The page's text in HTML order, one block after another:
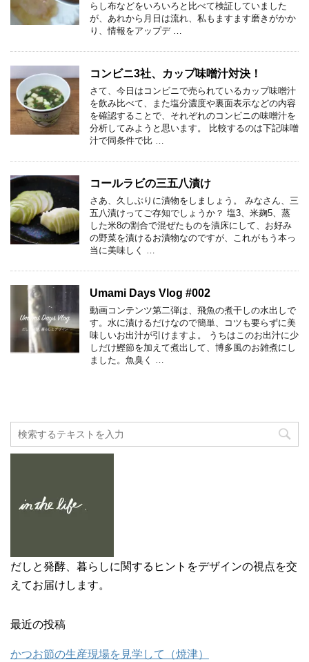
らし布などをいろいろと比べて検証していました
が、あれから月日は流れ、私もますます磨きがかか
り、情報をアップデ …
コンビニ3社、カップ味噌汁対決！
さて、今日はコンビニで売られているカップ味噌汁
を飲み比べて、また塩分濃度や裏面表示などの内容
を確認することで、それぞれのコンビニの味噌汁を
分析してみようと思います。 比較するのは下記味噌
汁で同条件で比 …
コールラビの三五八漬け
さあ、久しぶりに漬物をしましょう。 みなさん、三
五八漬けってご存知でしょうか？ 塩3、米麹5、蒸
した米8の割合で混ぜたものを漬床にして、お好み
の野菜を漬けるお漬物なのですが、これがもう本っ
当に美味しく …
Umami Days Vlog #002
動画コンテンツ第二弾は、飛魚の煮干しの水出しで
す。水に漬けるだけなので簡単、コツも要らずに美
味しいお出汁が引けますよ。 うちはこのお出汁に少
しだけ鰹節を加えて煮出して、博多風のお雑煮にし
ました。魚臭く …
だしと発酵、暮らしに関するヒントをデザインの視点を交
えてお届けします。
最近の投稿
かつお節の生産現場を見学して（焼津）